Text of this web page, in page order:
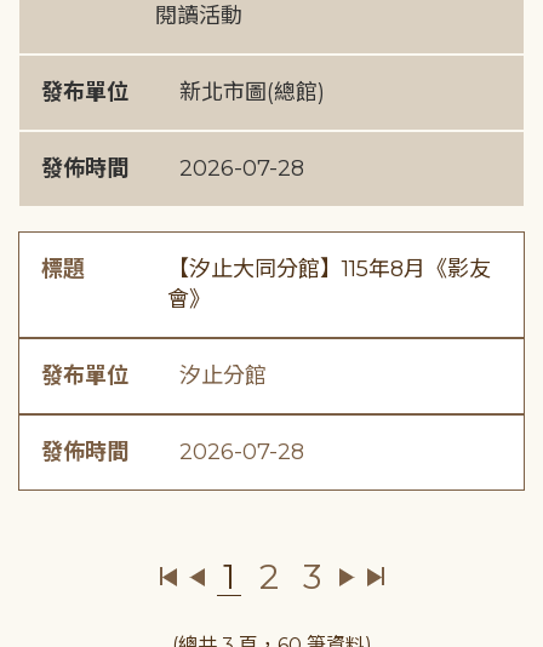
閱讀活動
發布單位 新北市圖(總館)
發佈時間 2026-07-28
標題
【汐止大同分館】115年8月《影友
會》
發布單位 汐止分館
發佈時間 2026-07-28
1 2 3